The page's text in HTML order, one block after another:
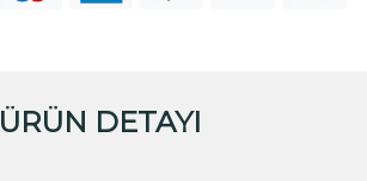
ÜRÜN DETAYI